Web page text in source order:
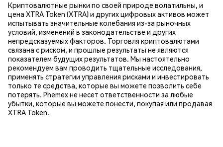
Криптовалютные рынки по своей природе волатильны, и
цена XTRA Token (XTRA) и других цифровых активов может
испытывать значительные колебания из-за рыночных
условий, изменений в законодательстве и других
непредсказуемых факторов. Торговля криптовалютами
связана с риском, и прошлые результаты не являются
показателем будущих результатов. Мы настоятельно
рекомендуем вам проводить тщательные исследования,
применять стратегии управления рисками и инвестировать
только те средства, которые вы можете позволить себе
потерять. Phemex не несет ответственности за любые
убытки, которые вы можете понести, покупая или продавая
XTRA Token.